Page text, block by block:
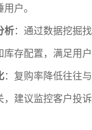
户。
析：通过数据挖掘
存配置，满足用户
：复购率降低往往
，建议监控客户投